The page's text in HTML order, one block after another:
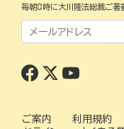
毎朝8時に大川隆法総裁ご著
ご案内 利用規約